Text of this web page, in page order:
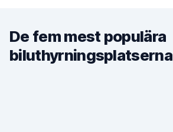
De fem mest populära
biluthyrningsplatserna